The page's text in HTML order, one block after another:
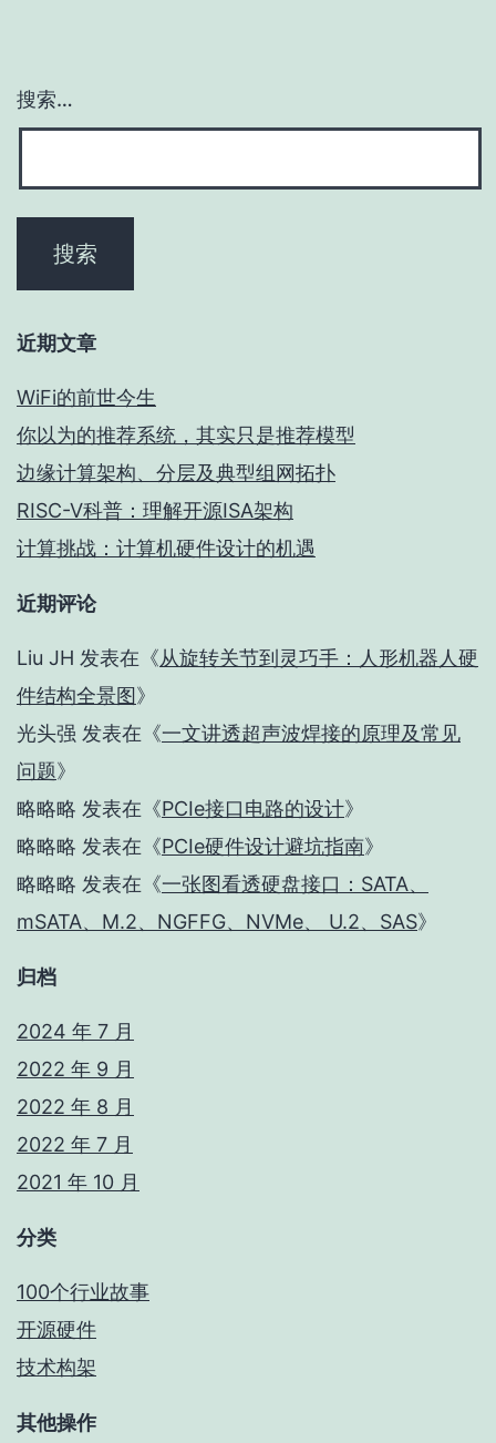
搜索…
近期文章
WiFi的前世今生
你以为的推荐系统，其实只是推荐模型
边缘计算架构、分层及典型组网拓扑
RISC-V科普：理解开源ISA架构
计算挑战：计算机硬件设计的机遇
近期评论
Liu JH 发表在《从旋转关节到灵巧手：人形机器人硬
件结构全景图》
光头强 发表在《一文讲透超声波焊接的原理及常见
问题》
略略略 发表在《PCIe接口电路的设计》
略略略 发表在《PCIe硬件设计避坑指南》
略略略 发表在《一张图看透硬盘接口：SATA、
mSATA、M.2、NGFFG、NVMe、 U.2、SAS》
归档
2024 年 7 月
2022 年 9 月
2022 年 8 月
2022 年 7 月
2021 年 10 月
分类
100个行业故事
开源硬件
技术构架
其他操作